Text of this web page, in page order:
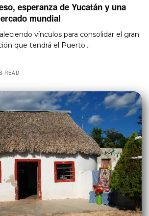
esperanza de Yucatán y una
mundial
vínculos para consolidar el gran
que tendrá el Puerto…
READ